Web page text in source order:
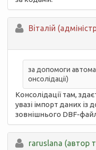
Вiталій
за допомоги
онсолідації)
Консолідації там,
увазі імпорт даних із
зовнішнього DBF-
raruslana (автор